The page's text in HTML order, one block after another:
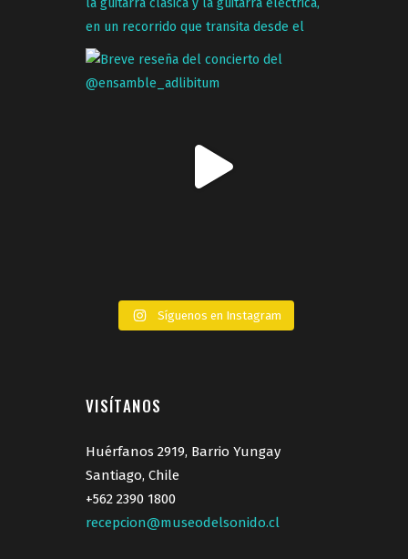
Síguenos en Instagram
VISÍTANOS
Huérfanos 2919, Barrio Yungay
Santiago, Chile
+562 2390 1800
recepcion@museodelsonido.cl